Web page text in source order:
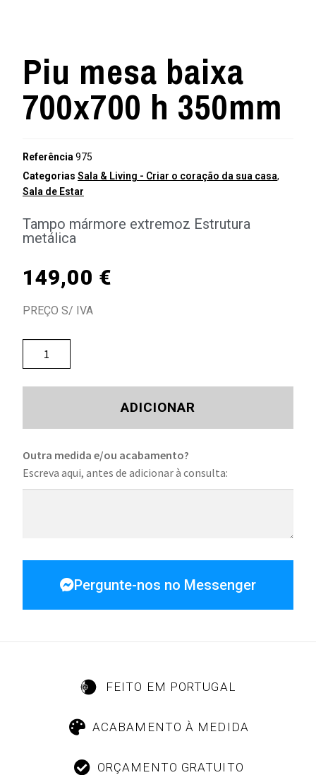
Piu mesa baixa
700x700 h 350mm
Referência 975
Categorias Sala & Living - Criar o coração da sua casa,
Sala de Estar
Tampo mármore extremoz Estrutura
metálica
149,00 €
PREÇO S/ IVA
ADICIONAR
Outra medida e/ou acabamento?
Escreva aqui, antes de adicionar à consulta:
Pergunte-nos no Messenger
FEITO EM PORTUGAL
ACABAMENTO À MEDIDA
ORÇAMENTO GRATUITO